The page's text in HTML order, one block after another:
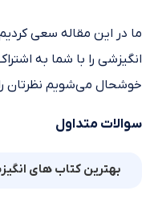
ما در این مقاله سعی
انگیزشی را با شما به
خوشحال می‌شویم نظرتان را
سوالات متداول
بهترین کتاب های